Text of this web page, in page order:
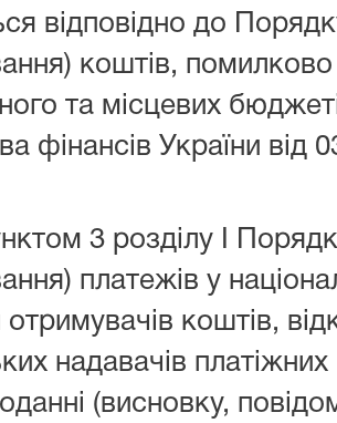
відповідно до
коштів,
та місцевих
фінансів України від
3 розділу I
платежів у
коштів,
надавачів
(висновку,